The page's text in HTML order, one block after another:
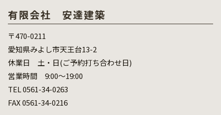
有限会社 安達建築
〒470-0211
愛知県みよし市天王台13-2
休業日 土・日(ご予約打ち合わせ日)
営業時間 9:00～19:00
TEL 0561-34-0263
FAX 0561-34-0216